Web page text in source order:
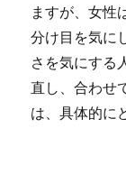
ますが、女性
分け目を気に
さを気にする
直し、合わせ
は、具体的に